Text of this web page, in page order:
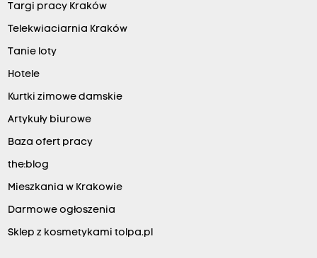
Targi pracy Kraków
Telekwiaciarnia Kraków
Tanie loty
Hotele
Kurtki zimowe damskie
Artykuły biurowe
Baza ofert pracy
the:blog
Mieszkania w Krakowie
Darmowe ogłoszenia
Sklep z kosmetykami tolpa.pl